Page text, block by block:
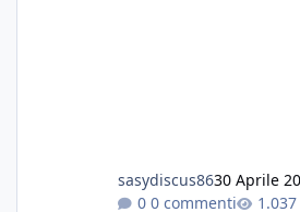
sasydiscus8630 Aprile
0 commenti